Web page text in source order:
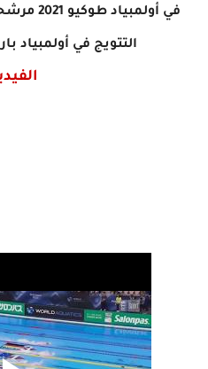
في
التتويج في أولمبياد